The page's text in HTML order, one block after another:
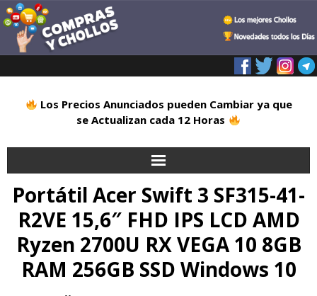
Los Precios Anunciados pueden Cambiar ya que
se Actualizan cada 12 Horas
Inicio
Alimentación
Blog
Portátil Acer Swift 3 SF315-41-
R2VE 15,6″ FHD IPS LCD AMD
Ryzen 2700U RX VEGA 10 8GB
RAM 256GB SSD Windows 10